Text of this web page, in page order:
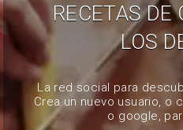
RECETAS DE
LOS
La red social para
Crea un nuevo usuario,
o google,